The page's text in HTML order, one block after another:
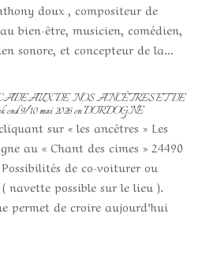
doux , compositeur de
bien-être, musicien, comédien,
sonore, et concepteur de la...
DE NOS ANCÊTRES ET DE
9/10 mai 2026 en DORDOGNE
sur « les ancêtres » Les
au « Chant des cimes » 24490
de co-voiturer ou
navette possible sur le lieu ).
permet de croire aujourd’hui